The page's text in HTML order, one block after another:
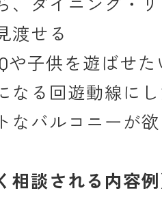
渡せる
や子供を遊ばせた
なる回遊動線に
なバルコニーが
相談される内容